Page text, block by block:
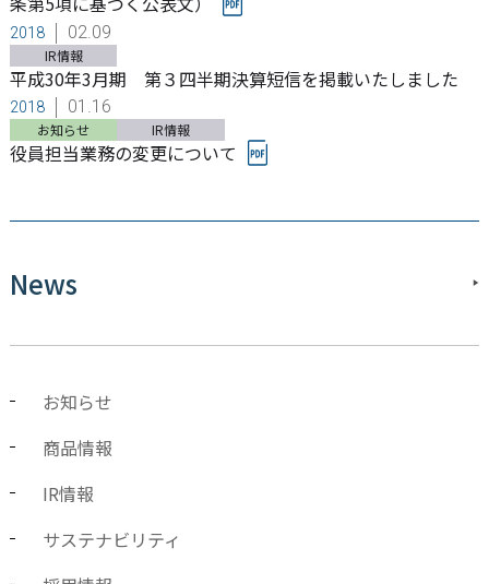
2018 02.09
IR情報
平成30年3月期 第３四半期決算短信を掲載いたしました
2018 01.16
お知らせ IR情報
役員担当業務の変更について
News
お知らせ
商品情報
IR情報
サステナビリティ